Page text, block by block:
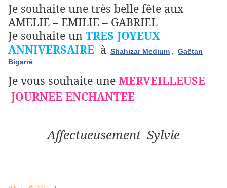
Je souhaite une très belle fête aux
AMELIE – EMILIE – GABRIEL
Je souhaite un TRES JOYEUX
ANNIVERSAIRE à Shahizar Medium
Gaëtan
Bigarré
Je vous souhaite une MERVEILLEUSE
JOURNEE ENCHANTEE
Affectueusement Sylvie